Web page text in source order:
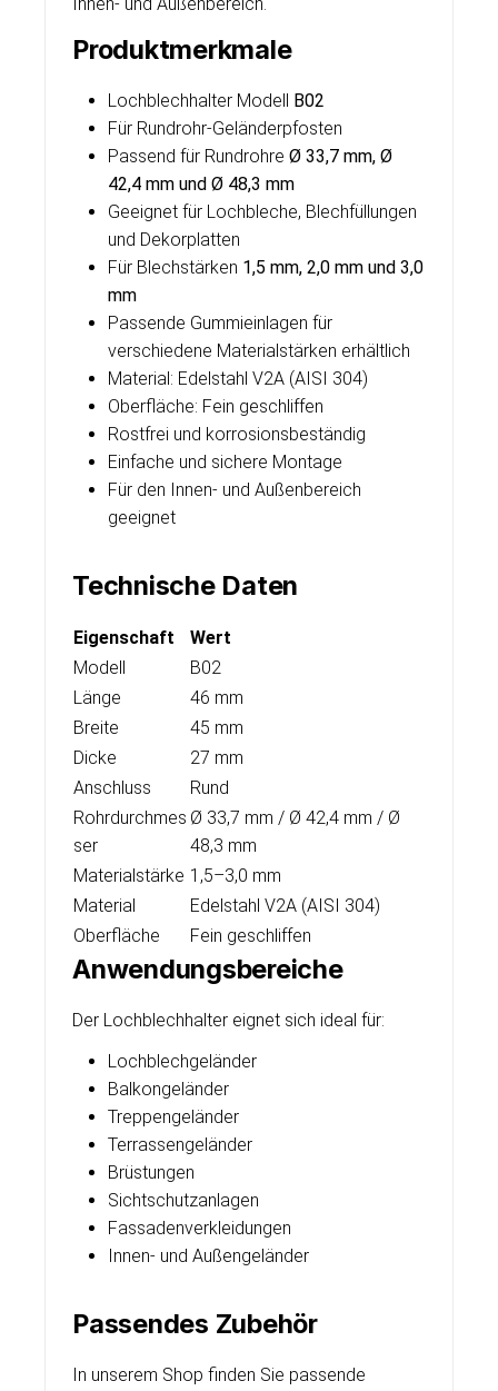
Produktmerkmale
Lochblechhalter Modell B02
Für Rundrohr-Geländerpfosten
Passend für Rundrohre Ø 33,7 mm, Ø
42,4 mm und Ø 48,3 mm
Geeignet für Lochbleche, Blechfüllungen
und Dekorplatten
Für Blechstärken 1,5 mm, 2,0 mm und 3,0
mm
Passende Gummieinlagen für
verschiedene Materialstärken erhältlich
Material: Edelstahl V2A (AISI 304)
Oberfläche: Fein geschliffen
Rostfrei und korrosionsbeständig
Einfache und sichere Montage
Für den Innen- und Außenbereich
geeignet
Technische Daten
Eigenschaft
Wert
Modell
B02
Länge
46 mm
Breite
45 mm
Dicke
27 mm
Anschluss
Rund
Rohrdurchmes
ser
Ø 33,7 mm / Ø 42,4 mm / Ø
48,3 mm
Materialstärke 1,5–3,0 mm
Material
Edelstahl V2A (AISI 304)
Oberfläche
Fein geschliffen
Anwendungsbereiche
Der Lochblechhalter eignet sich ideal für:
Lochblechgeländer
Balkongeländer
Treppengeländer
Terrassengeländer
Brüstungen
Sichtschutzanlagen
Fassadenverkleidungen
Innen- und Außengeländer
Passendes Zubehör
In unserem Shop finden Sie passende